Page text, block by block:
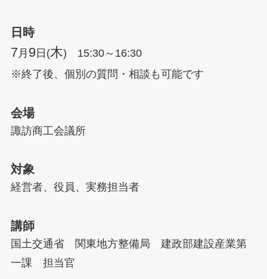
日時
7 月 9日(木) 15:30～16:30
※終了後、個別の質問・相談も可能です
会場
諏訪商工会議所
対象
経営者、役員、実務担当者
講師
国土交通省 関東地方整備局 建政部建設産業第
一課 担当官